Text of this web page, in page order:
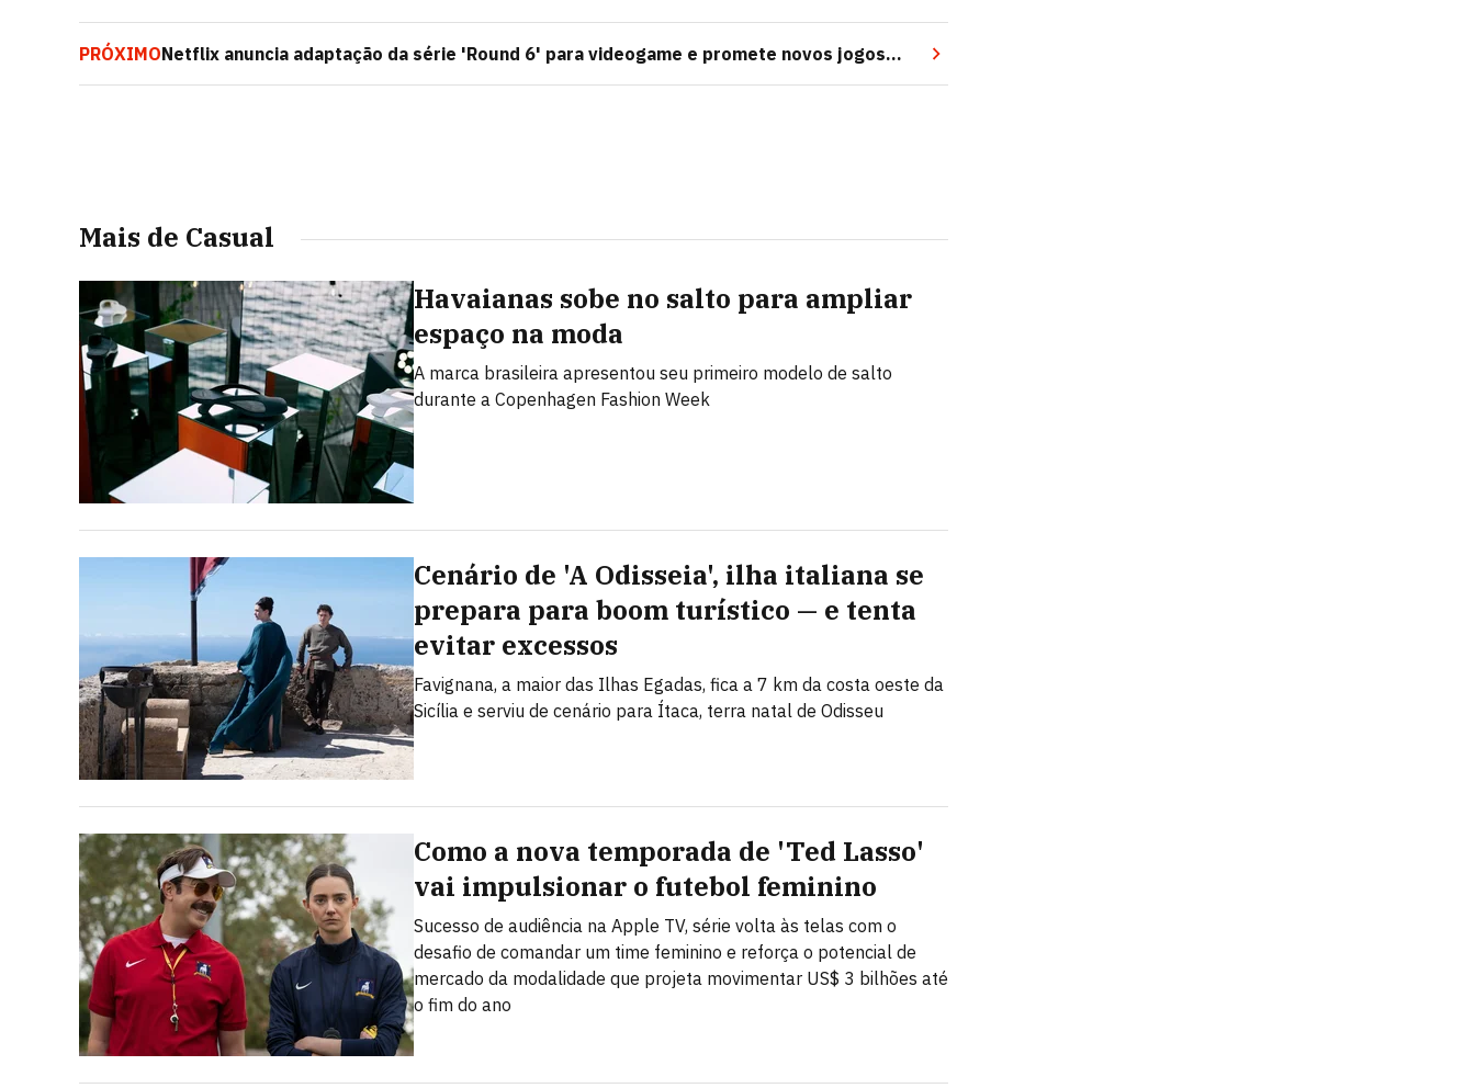
PRÓXIMONetflix anuncia adaptação da série 'Round 6' para videogame e promete novos jogos
para 2024
Mais de Casual
Havaianas sobe no salto para ampliar
espaço na moda
A marca brasileira apresentou seu primeiro modelo de salto
durante a Copenhagen Fashion Week
Cenário de 'A Odisseia', ilha italiana se
prepara para boom turístico — e tenta
evitar excessos
Favignana, a maior das Ilhas Egadas, fica a 7 km da costa oeste da
Sicília e serviu de cenário para Ítaca, terra natal de Odisseu
Como a nova temporada de 'Ted Lasso'
vai impulsionar o futebol feminino
Sucesso de audiência na Apple TV, série volta às telas com o
desafio de comandar um time feminino e reforça o potencial de
mercado da modalidade que projeta movimentar US$ 3 bilhões até
o fim do ano